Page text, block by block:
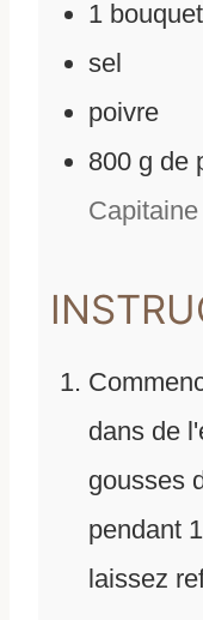
1 bouquet
sel
poivre
800 g de
dans de
gousses
pendant
laissez